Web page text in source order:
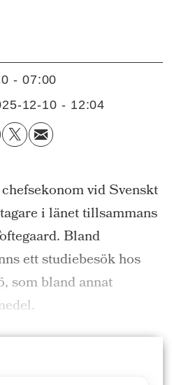
- 07:00
12-10 - 12:04
vid Svenskt
i länet tillsammans
Bland
ett studiebesök hos
som bland annat